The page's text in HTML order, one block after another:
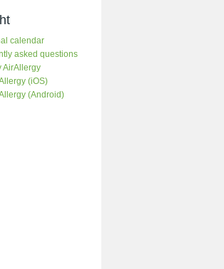
calendar
asked questions
AirAllergy
(iOS)
(Android)